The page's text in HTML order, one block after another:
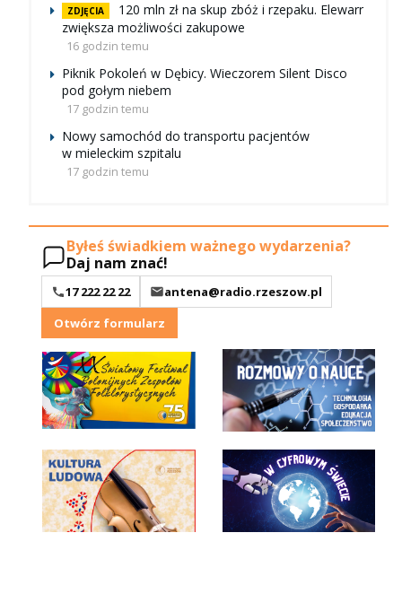
ZDJĘCIA
120 mln zł na skup zbóż i rzepaku. Elewarr
zwiększa możliwości zakupowe
16 godzin temu
Piknik Pokoleń w Dębicy. Wieczorem Silent Disco
pod gołym niebem
17 godzin temu
Nowy samochód do transportu pacjentów
w mieleckim szpitalu
17 godzin temu
Byłeś świadkiem ważnego wydarzenia?
Daj nam znać!
17 222 22 22
antena@radio.rzeszow.pl
Otwórz formularz